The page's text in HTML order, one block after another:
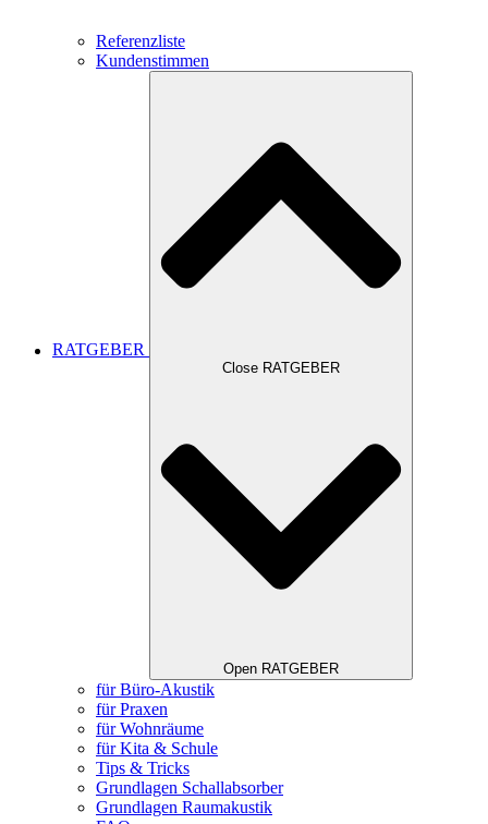
Referenzliste
Kundenstimmen
RATGEBER
Close RATGEBER
Open RATGEBER
für Büro-Akustik
für Praxen
für Wohnräume
für Kita & Schule
Tips & Tricks
Grundlagen Schallabsorber
Grundlagen Raumakustik